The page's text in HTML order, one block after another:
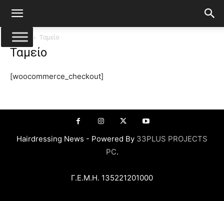
Αρχική Ταμείο
Ταμείο
[woocommerce_checkout]
Hairdressing News - Powered By 33PLUS PROJECTS
PC.
Γ.Ε.Μ.Η. 135221201000